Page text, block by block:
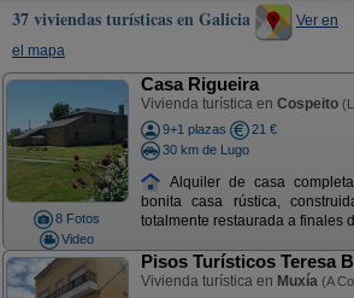
37 viviendas turísticas en Galicia
Ver en
el mapa
8 Fotos
Video
Casa Rigueira
Vivienda turística en Cospeito
9+1 plazas
21 €
30 km de Lugo
Alquiler de casa
bonita casa rústica,
totalmente restaurada a finales
Pisos Turísticos Teresa
Vivienda turística en Muxía (A